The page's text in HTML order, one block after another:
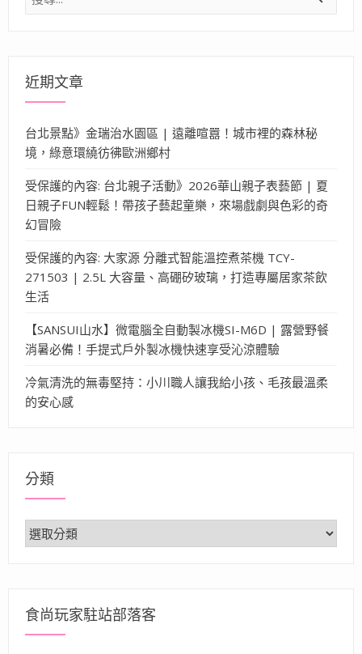
尋
近期文章
台北景點》金瑞治水園區 | 遠離喧囂！城市裡的森林秘
境，綠意環繞彷彿歐洲鄉村
受保護的內容: 台北親子活動》2026華山親子表藝節 | 夏
日親子FUN輕鬆！帶孩子藝起童樂，來場戲劇與色彩的奇
幻冒險
受保護的內容: 大家源 分離式智能溫控煮茶機 TCY-
271503 | 2.5L 大容量、高硼矽玻璃，打造專屬居家茶飲
生活
【SANSUI山水】微電腦全自動製冰機SI-M6D | 露營野餐
消暑必備！手提式戶外製冰機快速享受沁涼體驗
冷氣清洗的無毒堅持：小川職人讓我給小孩、毛孩最溫柔
的安心感
分類
分
類
食尚玩家駐站部落客